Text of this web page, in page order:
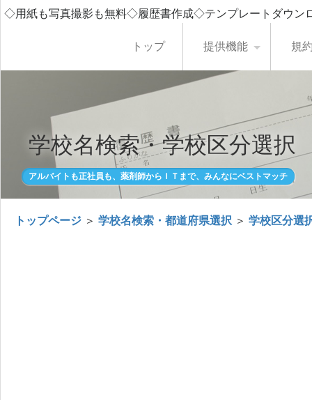
◇用紙も写真撮影も無料◇履歴書作成◇テンプレートダウ
トップ 提供機能 規
学校名検索・学校区分選択
アルバイトも正社員も、薬剤師からＩＴまで、みんなにベストマッチ
トップページ ＞ 学校名検索・都道府県選択 ＞ 学校区分選